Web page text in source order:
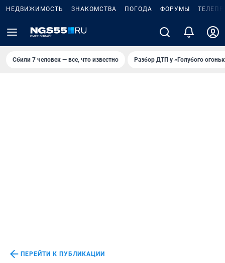
НЕДВИЖИМОСТЬ ЗНАКОМСТВА ПОГОДА ФОРУМЫ
Сбили 7 человек — все, что известно Разбор ДТП у «Голубого
ПЕРЕЙТИ К ПУБЛИКАЦИИ